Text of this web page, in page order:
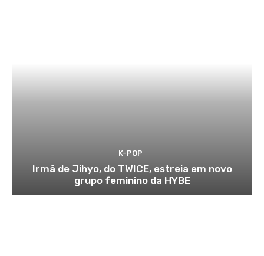
K-POP
Irmã de Jihyo, do TWICE, estreia em novo
grupo feminino da HYBE